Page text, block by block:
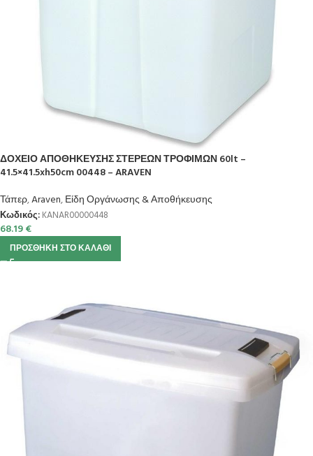
ΔΟΧΕΙΟ ΑΠΟΘΗΚΕΥΣΗΣ ΣΤΕΡΕΩΝ ΤΡΟΦΙΜΩΝ 60lt –
41.5×41.5xh50cm 00448 – ARAVEN
Τάπερ,Araven,Είδη Οργάνωσης & Αποθήκευσης
Κωδικός: KANAR00000448
68.19€
ΠΡΟΣΘΉΚΗ ΣΤΟ ΚΑΛΆΘΙ